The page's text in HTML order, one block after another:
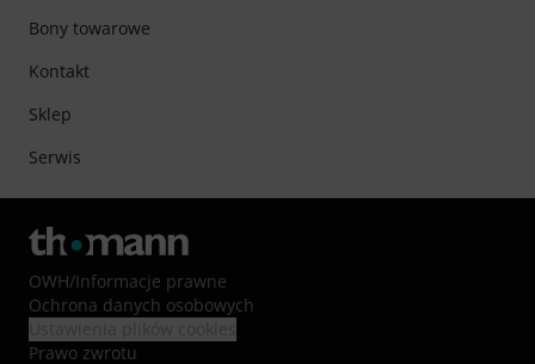
Bony towarowe
Kontakt
Sklep
Serwis
OWH/Informacje prawne
Ochrona danych osobowych
Prawo zwrotu